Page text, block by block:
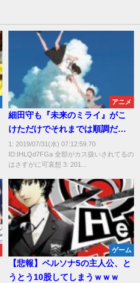
アニメ
細田守も『未来のミライ』がこ
けただけでそれまでは順調だっ
たじゃん
1: 2019/07/31(水) 07:12:59.70
ID:IHLQd7FGa 全部がカス扱いされてるの
はさすがに可哀想 3: 201...
ゲーム
【悲報】ペルソナ5の主人公、と
うとう10股してしまうｗｗｗ